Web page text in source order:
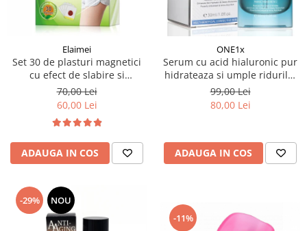
Elaimei
Set 30 de plasturi magnetici
cu efect de slabire si
detoxifiere a organismului
ingrediente naturale
70,00 Lei
60,00 Lei
ADAUGA IN COS
ONE1x
Serum cu acid hialuronic pur
hidrateaza si umple ridurile,
30 ml
99,00 Lei
80,00 Lei
ADAUGA IN COS
-29% NOU
-11%